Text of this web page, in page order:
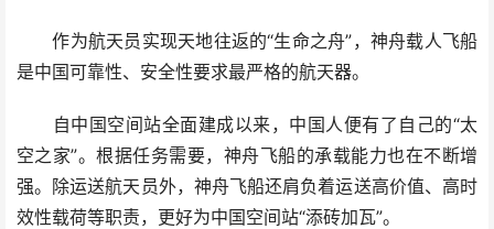
作为航天员实现天地往返的“生命之舟”，神舟载人飞船
是中国可靠性、安全性要求最严格的航天器。
自中国空间站全面建成以来，中国人便有了自己的“太
空之家”。根据任务需要，神舟飞船的承载能力也在不断增
强。除运送航天员外，神舟飞船还肩负着运送高价值、高时
效性载荷等职责，更好为中国空间站“添砖加瓦”。